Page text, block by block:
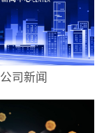
公司新闻